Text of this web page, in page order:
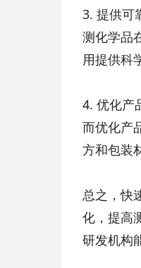
3. 提供可
测化学品
用提供科
4. 优化产
而优化产
方和包装
总之，快
化，提高
研发机构